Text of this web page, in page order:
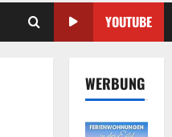
YOUTUBE
WERBUNG